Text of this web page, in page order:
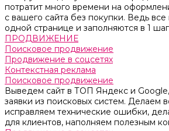
потратит много времени на
с вашего сайта без покупки. Ведь
одной странице и заполняются в 1
ПРОДВИЖЕНИЕ
Поисковое продвижение
Продвижение в соцсетях
Контекстная реклама
Поисковое продвижение
Выведем сайт в ТОП Яндекс и
заявки из поисковых систем. Делаем
исправляем технические ошибки,
для клиентов, наполняем полезным